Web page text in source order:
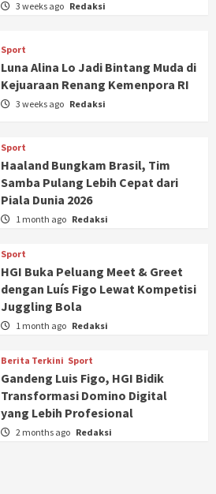
3 weeks ago Redaksi
Sport
Luna Alina Lo Jadi Bintang Muda di
Kejuaraan Renang Kemenpora RI
3 weeks ago Redaksi
Sport
Haaland Bungkam Brasil, Tim
Samba Pulang Lebih Cepat dari
Piala Dunia 2026
1 month ago Redaksi
Sport
HGI Buka Peluang Meet & Greet
dengan Luís Figo Lewat Kompetisi
Juggling Bola
1 month ago Redaksi
Berita Terkini Sport
Gandeng Luis Figo, HGI Bidik
Transformasi Domino Digital
yang Lebih Profesional
2 months ago Redaksi